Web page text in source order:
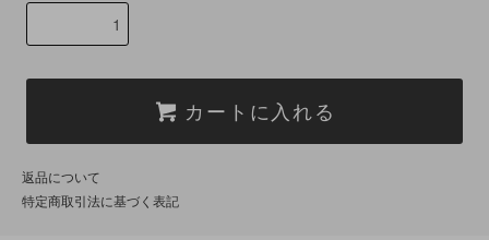
カートに入れる
返品について
特定商取引法に基づく表記